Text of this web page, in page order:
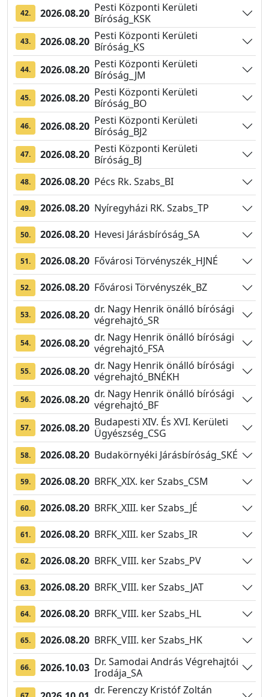
42. 2026.08.20 Pesti Központi Kerületi
Bíróság_KSK
43. 2026.08.20 Pesti Központi Kerületi
Bíróság_KS
44. 2026.08.20 Pesti Központi Kerületi
Bíróság_JM
45. 2026.08.20 Pesti Központi Kerületi
Bíróság_BO
46. 2026.08.20 Pesti Központi Kerületi
Bíróság_BJ2
47. 2026.08.20 Pesti Központi Kerületi
Bíróság_BJ
48. 2026.08.20 Pécs Rk. Szabs_BI
49. 2026.08.20 Nyíregyházi RK. Szabs_TP
50. 2026.08.20 Hevesi Járásbíróság_SA
51. 2026.08.20 Fővárosi Törvényszék_HJNÉ
52. 2026.08.20 Fővárosi Törvényszék_BZ
53. 2026.08.20 dr. Nagy Henrik önálló bírósági
végrehajtó_SR
54. 2026.08.20 dr. Nagy Henrik önálló bírósági
végrehajtó_FSA
55. 2026.08.20 dr. Nagy Henrik önálló bírósági
végrehajtó_BNÉKH
56. 2026.08.20 dr. Nagy Henrik önálló bírósági
végrehajtó_BF
57. 2026.08.20 Budapesti XIV. És XVI. Kerületi
Ügyészség_CSG
58. 2026.08.20 Budakörnyéki Járásbíróság_SKÉ
59. 2026.08.20 BRFK_XIX. ker Szabs_CSM
60. 2026.08.20 BRFK_XIII. ker Szabs_JÉ
61. 2026.08.20 BRFK_XIII. ker Szabs_IR
62. 2026.08.20 BRFK_VIII. ker Szabs_PV
63. 2026.08.20 BRFK_VIII. ker Szabs_JAT
64. 2026.08.20 BRFK_VIII. ker Szabs_HL
65. 2026.08.20 BRFK_VIII. ker Szabs_HK
66. 2026.10.03 Dr. Samodai András Végrehajtói
Irodája_SA
dr. Ferenczy Kristóf Zoltán